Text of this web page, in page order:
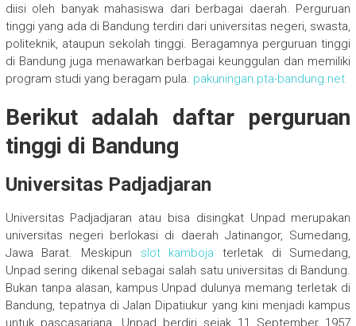
diisi oleh banyak mahasiswa dari berbagai daerah. Perguruan
tinggi yang ada di Bandung terdiri dari universitas negeri, swasta,
politeknik, ataupun sekolah tinggi. Beragamnya perguruan tinggi
di Bandung juga menawarkan berbagai keunggulan dan memiliki
program studi yang beragam pula. pakuningan.pta-bandung.net
Berikut adalah daftar perguruan
tinggi di Bandung
Universitas Padjadjaran
Universitas Padjadjaran atau bisa disingkat Unpad merupakan
universitas negeri berlokasi di daerah Jatinangor, Sumedang,
Jawa Barat. Meskipun slot kamboja terletak di Sumedang,
Unpad sering dikenal sebagai salah satu universitas di Bandung.
Bukan tanpa alasan, kampus Unpad dulunya memang terletak di
Bandung, tepatnya di Jalan Dipatiukur yang kini menjadi kampus